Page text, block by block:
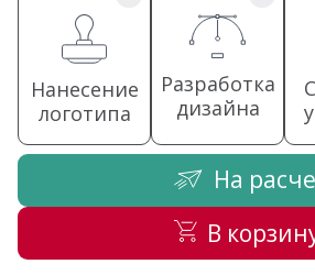
Нанесение
логотипа
Разработка
дизайна
На
В